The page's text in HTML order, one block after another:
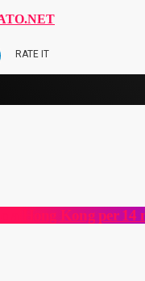
RATE IT
a Hong Kong per 14